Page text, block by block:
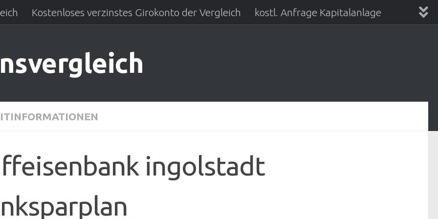
Kostenloses verzinstes Girokonto der Vergleich kostl. Anfrage Kapitalanlage
ingolstadt